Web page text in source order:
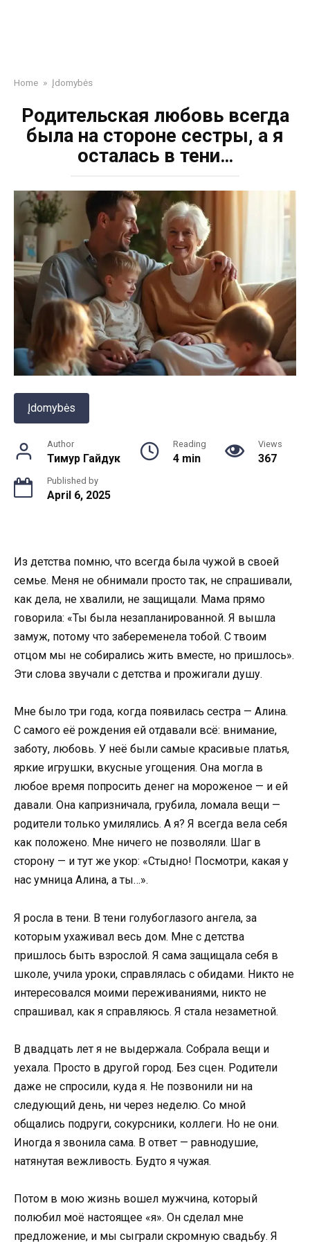
Home » Įdomybės
Родительская любовь всегда
была на стороне сестры, а я
осталась в тени…
Įdomybės
Author
Тимур Гайдук
Reading
4 min
Views
367
Published by
April 6, 2025
Из детства помню, что всегда была чужой в своей
семье. Меня не обнимали просто так, не спрашивали,
как дела, не хвалили, не защищали. Мама прямо
говорила: «Ты была незапланированной. Я вышла
замуж, потому что забеременела тобой. С твоим
отцом мы не собирались жить вместе, но пришлось».
Эти слова звучали с детства и прожигали душу.
Мне было три года, когда появилась сестра — Алина.
С самого её рождения ей отдавали всё: внимание,
заботу, любовь. У неё были самые красивые платья,
яркие игрушки, вкусные угощения. Она могла в
любое время попросить денег на мороженое — и ей
давали. Она капризничала, грубила, ломала вещи —
родители только умилялись. А я? Я всегда вела себя
как положено. Мне ничего не позволяли. Шаг в
сторону — и тут же укор: «Стыдно! Посмотри, какая у
нас умница Алина, а ты…».
Я росла в тени. В тени голубоглазого ангела, за
которым ухаживал весь дом. Мне с детства
пришлось быть взрослой. Я сама защищала себя в
школе, учила уроки, справлялась с обидами. Никто не
интересовался моими переживаниями, никто не
спрашивал, как я справляюсь. Я стала незаметной.
В двадцать лет я не выдержала. Собрала вещи и
уехала. Просто в другой город. Без сцен. Родители
даже не спросили, куда я. Не позвонили ни на
следующий день, ни через неделю. Со мной
общались подруги, сокурсники, коллеги. Но не они.
Иногда я звонила сама. В ответ — равнодушие,
натянутая вежливость. Будто я чужая.
Потом в мою жизнь вошел мужчина, который
полюбил моё настоящее «я». Он сделал мне
предложение, и мы сыграли скромную свадьбу. Я